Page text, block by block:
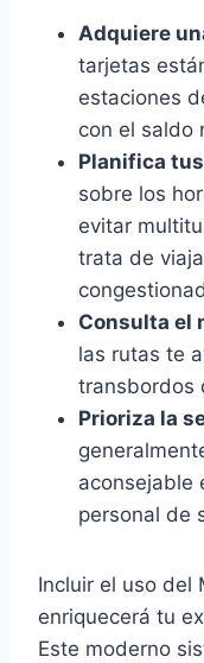
Adquiere
tarjetas
estaciones
con el saldo
Planifica
sobre los
evitar
trata de
Consulta el
las rutas te
transbordos
Prioriza la
aconsejable
personal de
Incluir el uso del
enriquecerá tu
Este moderno